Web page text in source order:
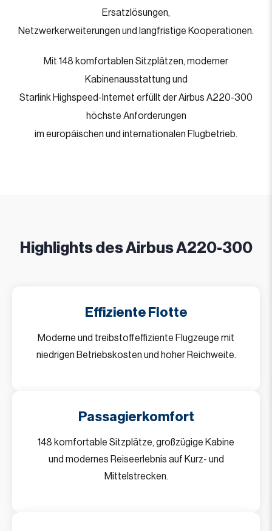
Ersatzlösungen,
Netzwerkerweiterungen und langfristige Kooperationen.
Mit 148 komfortablen Sitzplätzen, moderner
Kabinenausstattung und
Starlink Highspeed-Internet erfüllt der Airbus A220-300
höchste Anforderungen
im europäischen und internationalen Flugbetrieb.
Highlights des Airbus A220-300
Effiziente Flotte
Moderne und treibstoffeffiziente Flugzeuge mit
niedrigen Betriebskosten und hoher Reichweite.
Passagierkomfort
148 komfortable Sitzplätze, großzügige Kabine
und modernes Reiseerlebnis auf Kurz- und
Mittelstrecken.